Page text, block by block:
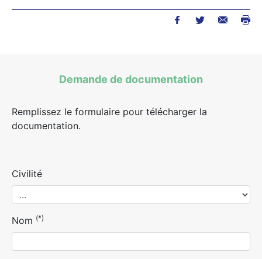
Demande de documentation
Remplissez le formulaire pour télécharger la
documentation.
Civilité
Nom (*)